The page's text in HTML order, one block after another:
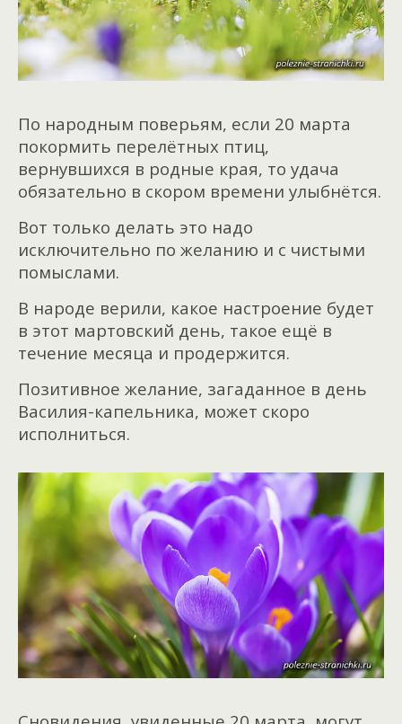
По народным поверьям, если 20 марта
покормить перелётных птиц,
вернувшихся в родные края, то удача
обязательно в скором времени улыбнётся.
Вот только делать это надо
исключительно по желанию и с чистыми
помыслами.
В народе верили, какое настроение будет
в этот мартовский день, такое ещё в
течение месяца и продержится.
Позитивное желание, загаданное в день
Василия-капельника, может скоро
исполниться.